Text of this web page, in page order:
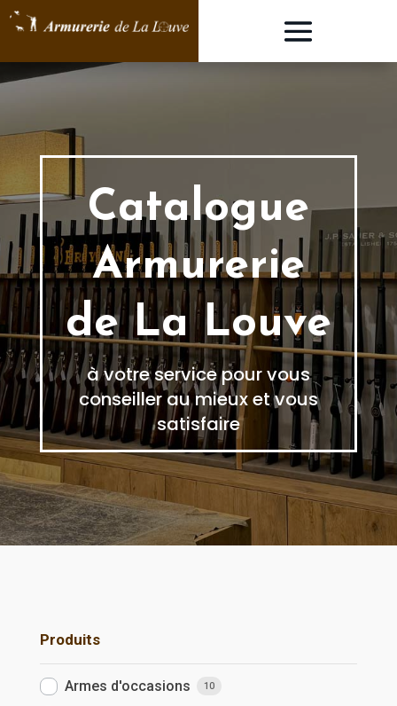
Catalogue
Armurerie
de La Louve
à votre service pour vous
conseiller au mieux et vous
satisfaire
Produits
Armes d'occasions 10